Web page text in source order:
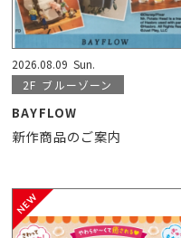
2026.08.09 Sun.
2F ブルーゾーン
BAYFLOW
新作商品のご案内